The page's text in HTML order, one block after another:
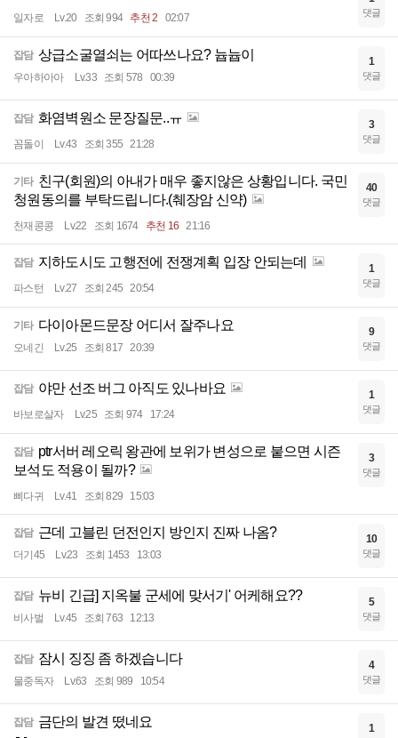
일자로 Lv.20 조회 994 추천 2 02:07 댓글
잡담 상급소굴열쇠는 어따쓰나요? 늅늅이
우아하아아 Lv.33 조회 578 00:39
1
댓글
잡담 화염벽원소 문장질문..ㅠ
꼼돌이 Lv.43 조회 355 21:28
3
댓글
기타 친구(회원)의 아내가 매우 좋지않은 상황입니다. 국민
청원동의를 부탁드립니다.(췌장암 신약)
천재콩콩 Lv.22 조회 1674 추천 16 21:16
40
댓글
잡담 지하도시도 고행전에 전쟁계획 입장 안되는데
파스턴 Lv.27 조회 245 20:54
1
댓글
기타 다이아몬드문장 어디서 잘주나요
오네긴 Lv.25 조회 817 20:39
9
댓글
잡담 야만 선조 버그 아직도 있나바요
바보로살자 Lv.25 조회 974 17:24
1
댓글
잡담 ptr서버 레오릭 왕관에 보위가 변성으로 붙으면 시즌
보석도 적용이 될까?
삐다귀 Lv.41 조회 829 15:03
3
댓글
잡담 근데 고블린 던전인지 방인지 진짜 나옴?
더기45 Lv.23 조회 1453 13:03
10
댓글
잡담 뉴비 긴급] 지옥불 군세에 맞서기' 어케해요??
비사벌 Lv.45 조회 763 12:13
5
댓글
잡담 잠시 징징 좀 하겠습니다
물중독자 Lv.63 조회 989 10:54
4
댓글
잡담 금단의 발견 떴네요 1